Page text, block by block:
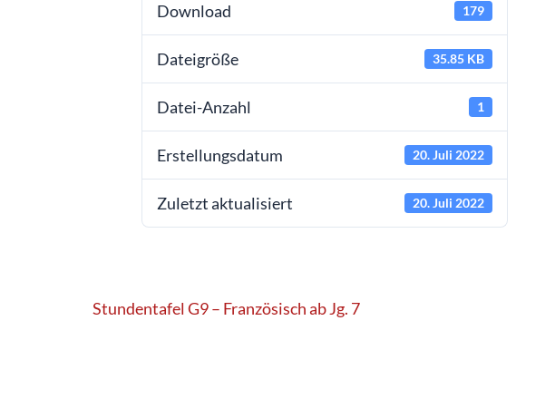
Download 179
Dateigröße 35.85 KB
Datei-Anzahl 1
Erstellungsdatum 20. Juli 2022
Zuletzt aktualisiert 20. Juli 2022
Beitragsnavigation
Stundentafel G9 – Französisch ab Jg. 7